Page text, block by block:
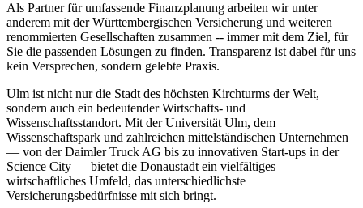
Als Partner für umfassende Finanzplanung arbeiten wir unter
anderem mit der Württembergischen Versicherung und weiteren
renommierten Gesellschaften zusammen -- immer mit dem Ziel, für
Sie die passenden Lösungen zu finden. Transparenz ist dabei für uns
kein Versprechen, sondern gelebte Praxis.
Ulm ist nicht nur die Stadt des höchsten Kirchturms der Welt,
sondern auch ein bedeutender Wirtschafts- und
Wissenschaftsstandort. Mit der Universität Ulm, dem
Wissenschaftspark und zahlreichen mittelständischen Unternehmen
— von der Daimler Truck AG bis zu innovativen Start-ups in der
Science City — bietet die Donaustadt ein vielfältiges
wirtschaftliches Umfeld, das unterschiedlichste
Versicherungsbedürfnisse mit sich bringt.